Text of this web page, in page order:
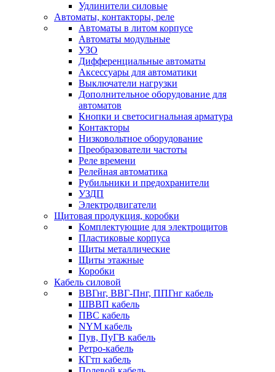
Удлинители силовые
Автоматы, контакторы, реле
Автоматы в литом корпусе
Автоматы модульные
УЗО
Дифференциальные автоматы
Аксессуары для автоматики
Выключатели нагрузки
Дополнительное оборудование для
автоматов
Кнопки и светосигнальная арматура
Контакторы
Низковольтное оборудование
Преобразователи частоты
Реле времени
Релейная автоматика
Рубильники и предохранители
УЗДП
Электродвигатели
Щитовая продукция, коробки
Комплектующие для электрощитов
Пластиковые корпуса
Щиты металлические
Щиты этажные
Коробки
Кабель силовой
ВВГнг, ВВГ-Пнг, ППГнг кабель
ШВВП кабель
ПВС кабель
NYM кабель
Пув, ПуГВ кабель
Ретро-кабель
КГтп кабель